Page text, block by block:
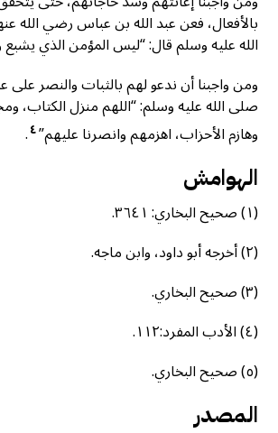
بالأفعال، فعن عبد الله بن عباس رضي الله
الله عليه وسلم قال: “ليس المؤمن الذي يشبع
ومن واجبنا أن ندعو لهم بالثبات والنصر
صلى الله عليه وسلم: “اللهم منزل الكتاب،
وهازم الأحزاب، اهزمهم وانصرنا عليهم”٤.
الهوامش
(١) صحيح البخاري: ٣٦٤١.
(٢) أخرجه أبو داود، وابن ماجه.
(٣) صحيح البخاري.
(٤) الأدب المفرد:١١٢.
(٥) صحيح البخاري.
المصدر